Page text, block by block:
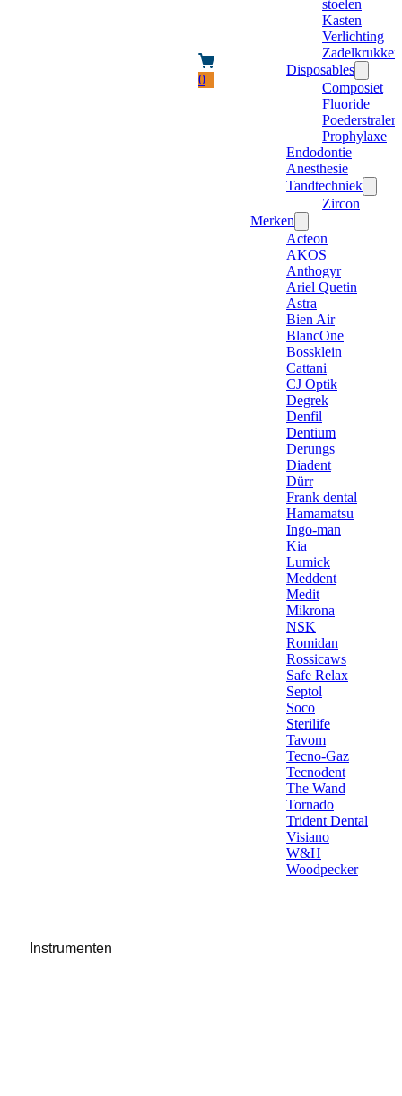
0
stoelen
Kasten
Verlichting
Zadelkrukken
Disposables
Composiet
Fluoride
Poederstraler
Prophylaxe
Endodontie
Anesthesie
Tandtechniek
Zircon
Merken
Acteon
AKOS
Anthogyr
Ariel Quetin
Astra
Bien Air
BlancOne
Bossklein
Cattani
CJ Optik
Degrek
Denfil
Dentium
Derungs
Diadent
Dürr
Frank dental
Hamamatsu
Ingo-man
Kia
Lumick
Meddent
Medit
Mikrona
NSK
Romidan
Rossicaws
Safe Relax
Septol
Soco
Sterilife
Tavom
Tecno-Gaz
Tecnodent
The Wand
Tornado
Trident Dental
Visiano
W&H
Woodpecker
Instrumenten